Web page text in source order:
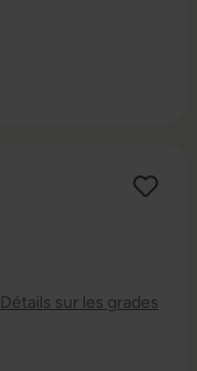
Détails sur les grades